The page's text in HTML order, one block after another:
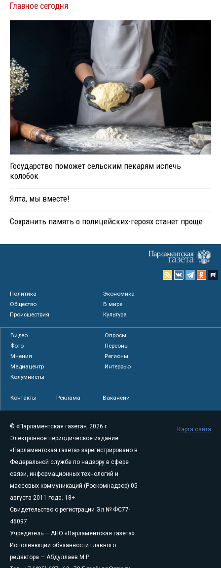
Главное сегодня
Государство поможет сельским пекарям испечь
колобок
Ялта, мы вместе!
Сохранить память о полицейских-героях станет проще
Политика
Экономика
Общество
В мире
Происшествия
Культура
Видео
Опросы
Фото
Персоны
Мнения
Регионы
Медиацентр
Интервью
Колумнисты
Контакты Реклама Вакансии
© «Парламентская газета», 2026 г.
Электронное периодическое издание
«Парламентская газета» зарегистрировано в
Федеральной службе по надзору в сфере
связи, информационных технологий и
массовых коммуникаций (Роскомнадзор) 05
августа 2011 года. 18+
Свидетельство о регистрации Эл № ФС77-
46097
Учредитель — АНО «Парламентская газета»
Исполняющий обязанности главного
редактора — Абдуллаев М.Р.
Карта сайта